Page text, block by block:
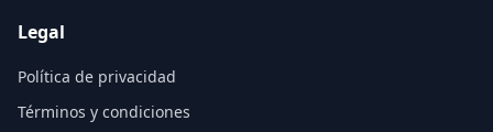
Legal
Política de privacidad
Términos y condiciones